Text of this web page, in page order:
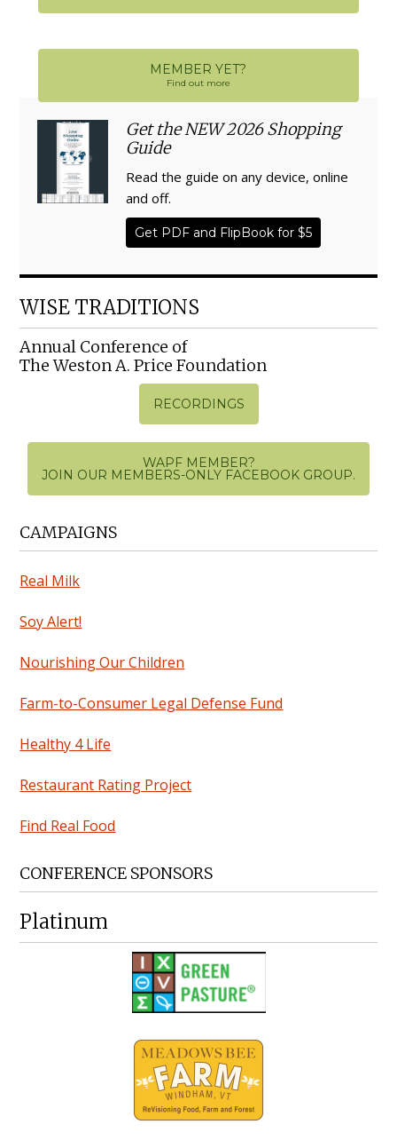
MEMBER YET?
Find out more
Get the NEW 2026 Shopping
Guide
Read the guide on any device, online
and off.
Get PDF and FlipBook for $5
WISE TRADITIONS
Annual Conference of
The Weston A. Price Foundation
RECORDINGS
WAPF MEMBER?
JOIN OUR MEMBERS-ONLY FACEBOOK GROUP.
CAMPAIGNS
Real Milk
Soy Alert!
Nourishing Our Children
Farm-to-Consumer Legal Defense Fund
Healthy 4 Life
Restaurant Rating Project
Find Real Food
CONFERENCE SPONSORS
Platinum